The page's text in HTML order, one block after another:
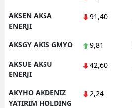
AKSEN AKSA
ENERJI
91,40
AKSGY AKIS GMYO 9,81
AKSUE AKSU
ENERJI
42,60
AKYHO AKDENIZ
YATIRIM HOLDING
2,24